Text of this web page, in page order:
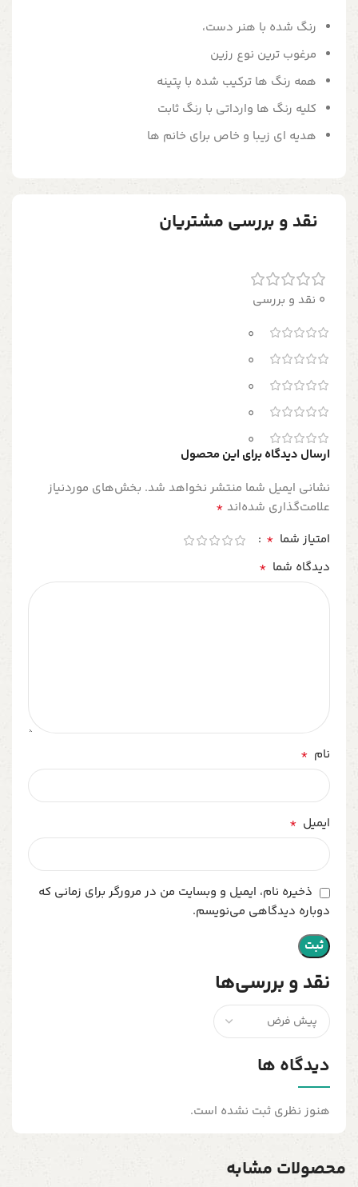
رنگ شده با هنر دست،
مرغوب ترین نوع رزین
همه رنگ ها ترکیب شده با پتینه
کلیه رنگ ها وارداتی با رنگ ثابت
هدیه ای زیبا و خاص برای خانم ها
نقد و بررسی مشتریان
0 نقد و بررسی
0
0
0
0
0
نقد و بررسی‌ها
دیدگاه ها
هنوز نظری ثبت نشده است.
ارسال دیدگاه برای این محصول
نشانی ایمیل شما منتشر نخواهد شد. بخش‌های موردنیاز
علامت‌گذاری شده‌اند *
امتیاز شما *
دیدگاه شما *
نام *
ایمیل *
ذخیره نام، ایمیل و وبسایت من در مرورگر برای زمانی که
دوباره دیدگاهی می‌نویسم.
محصولات مشابه